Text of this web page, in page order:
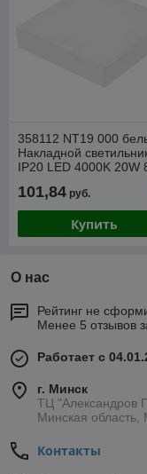
358112 NT19 000
Накладной
IP20 LED 4000K 20W
101,84 руб.
Купить
О нас
Рейтинг не
Менее 5 отзывов
Работает с
г. Минск
ТЦ "Александров
Минская область,
Контакты